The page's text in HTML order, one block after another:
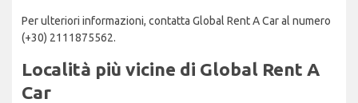
Per ulteriori informazioni, contatta Global Rent A Car al numero
(+30) 2111875562.
Località più vicine di Global Rent A
Car